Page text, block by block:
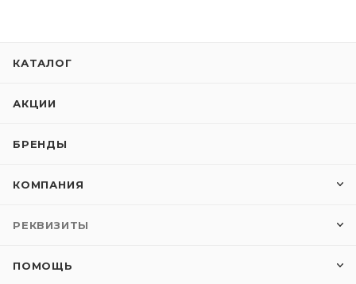
КАТАЛОГ
АКЦИИ
БРЕНДЫ
КОМПАНИЯ
РЕКВИЗИТЫ
ПОМОЩЬ